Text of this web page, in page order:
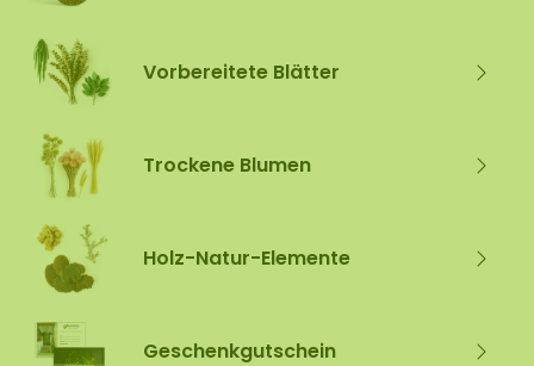
Vorbereitete Blätter
Trockene Blumen
Holz-Natur-Elemente
Geschenkgutschein